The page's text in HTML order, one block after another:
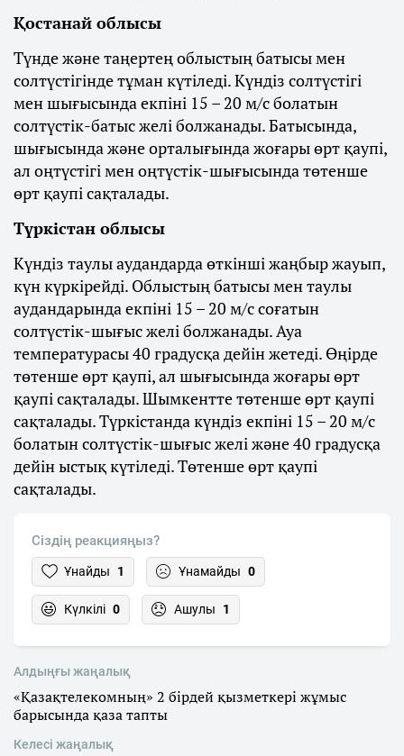
Қостанай облысы
Түнде және таңертең облыстың батысы мен
солтүстігінде тұман күтіледі. Күндіз солтүстігі
мен шығысында екпіні 15 – 20 м/с болатын
солтүстік-батыс желі болжанады. Батысында,
шығысында және орталығында жоғары өрт қаупі,
ал оңтүстігі мен оңтүстік-шығысында төтенше
өрт қаупі сақталады.
Түркістан облысы
Күндіз таулы аудандарда өткінші жаңбыр жауып,
күн күркірейді. Облыстың батысы мен таулы
аудандарында екпіні 15 – 20 м/с соғатын
солтүстік-шығыс желі болжанады. Ауа
температурасы 40 градусқа дейін жетеді. Өңірде
төтенше өрт қаупі, ал шығысында жоғары өрт
қаупі сақталады. Шымкентте төтенше өрт қаупі
сақталады. Түркістанда күндіз екпіні 15 – 20 м/с
болатын солтүстік-шығыс желі және 40 градусқа
дейін ыстық күтіледі. Төтенше өрт қаупі
сақталады.
Сіздің реакцияңыз?
Ұнайды 1 Ұнамайды 0
Күлкілі 0 Ашулы 1
Алдыңғы жаңалық
«Қазақтелекомның» 2 бірдей қызметкері жұмыс
барысында қаза тапты
Келесі жаңалық